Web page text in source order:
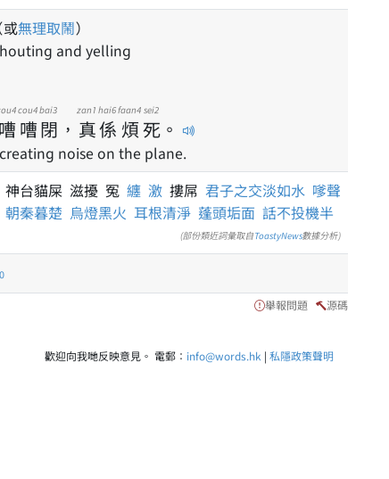
無理取鬧）
and yelling
嘈嘈
cou4
閉
bai3
， 真
zan1
係
hai6
煩
faan4
死
sei2
。
noise on the plane.
神台貓屎 滋擾 冤 纏 激 摟屌 君子之交淡如水 嗲聲
朝秦暮楚 烏燈黑火 耳根清淨 蓬頭垢面 話不投機半
(部份類近詞彙取自ToastyNews數據分析)
舉報問題 源碼
歡迎向我哋反映意見。 電郵： info@words.hk | 私隱政策聲明